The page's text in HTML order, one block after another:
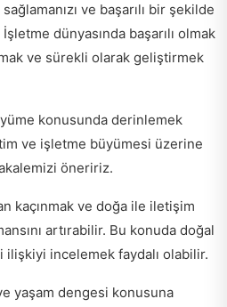
ve başarılı bir şekilde
dünyasında başarılı olmak
ve sürekli olarak geliştirmek
konusunda derinlemek
ve işletme büyümesi üzerine
öneririz.
kaçınmak ve doğa ile iletişim
artırabilir. Bu konuda doğal
ilişkiyi incelemek faydalı olabilir.
yaşam dengesi konusuna